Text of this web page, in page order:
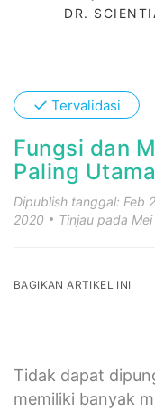
DR.
✓ Tervalidasi
Fungsi dan
Paling
Dipublish tanggal: Feb
2020
Tinjau pada
BAGIKAN ARTIKEL INI
Tidak dapat
memiliki banyak